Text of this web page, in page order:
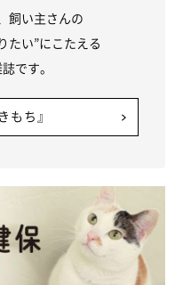
飼い主さんの
たい”にこたえる
です。
もち』